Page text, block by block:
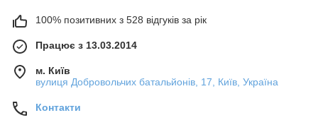
100% позитивних з 528 відгуків за рік
Працює з 13.03.2014
м. Київ
вулиця Добровольчих батальйонів, 17, Київ, Україна
Контакти